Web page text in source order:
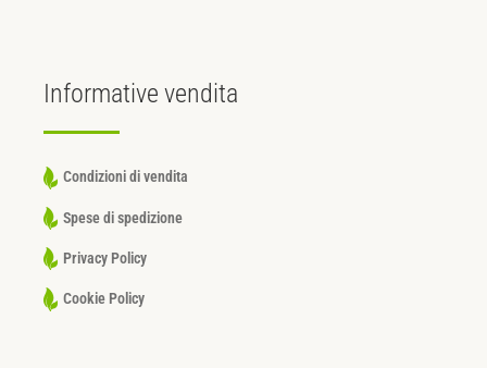
Informative vendita
Condizioni di vendita
Spese di spedizione
Privacy Policy
Cookie Policy